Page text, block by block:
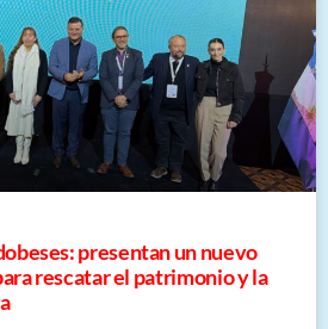
presentan un nuevo
rescatar el patrimonio y la